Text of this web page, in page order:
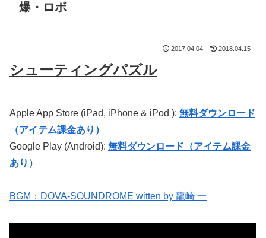
爆・ロボ
2017.04.04 2018.04.15
シューティングパズル
Apple App Store (iPad, iPhone & iPod ): 無料ダウンロード
（アイテム課金あり）
Google Play (Android): 無料ダウンロード（アイテム課金
あり）
BGM：DOVA-SOUNDROME witten by 龍崎 一